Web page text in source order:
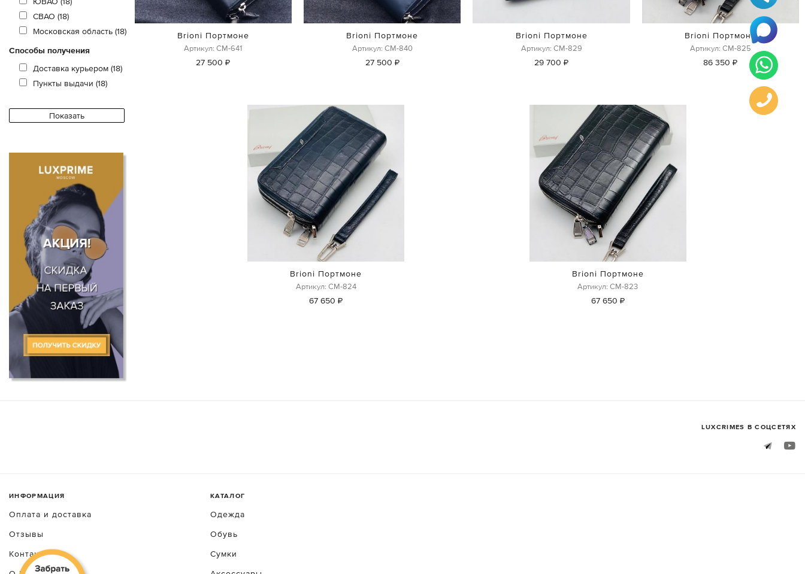
СВАО (18)
Московская область (18)
Способы получения
Доставка курьером (18)
Пункты выдачи (18)
Brioni Портмоне
Артикул: СМ-641
27 500 ₽
Brioni Портмоне
Артикул: СМ-840
27 500 ₽
Brioni Портмоне
Артикул: СМ-829
29 700 ₽
Brioni Портмоне
Артикул: СМ-825
86 350 ₽
Brioni Портмоне
Артикул: СМ-824
67 650 ₽
Brioni Портмоне
Артикул: СМ-823
67 650 ₽
LUXСRIMES В СОЦСЕТЯХ
ИНФОРМАЦИЯ
Оплата и доставка
Отзывы
Контакты
КАТАЛОГ
Одежда
Обувь
Сумки